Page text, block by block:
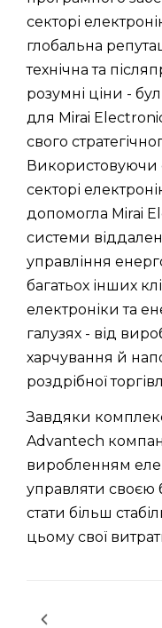
секторі
глобальна
технічна та
розумні ціни -
для Mirai
свого
Використовуючи
секторі
допомогла Mirai
системи
управління
багатьох інших
електроніки та
галузях - від
харчування й
роздрібної
Завдяки
Advantech
виробленням
управляти своєю
стати більш
цьому свої